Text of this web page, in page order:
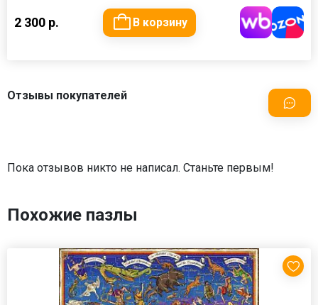
2 300 р. В корзину
Отзывы покупателей
Пока отзывов никто не написал. Станьте первым!
Похожие пазлы